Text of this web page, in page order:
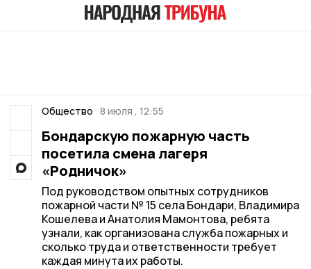
Общество 8 июля , 12:55
Бондарскую пожарную часть
посетила смена лагеря
«Родничок»
Под руководством опытных сотрудников
пожарной части № 15 села Бондари, Владимира
Кошелева и Анатолия Мамонтова, ребята
узнали, как организована служба пожарных и
сколько труда и ответственности требует
каждая минута их работы.